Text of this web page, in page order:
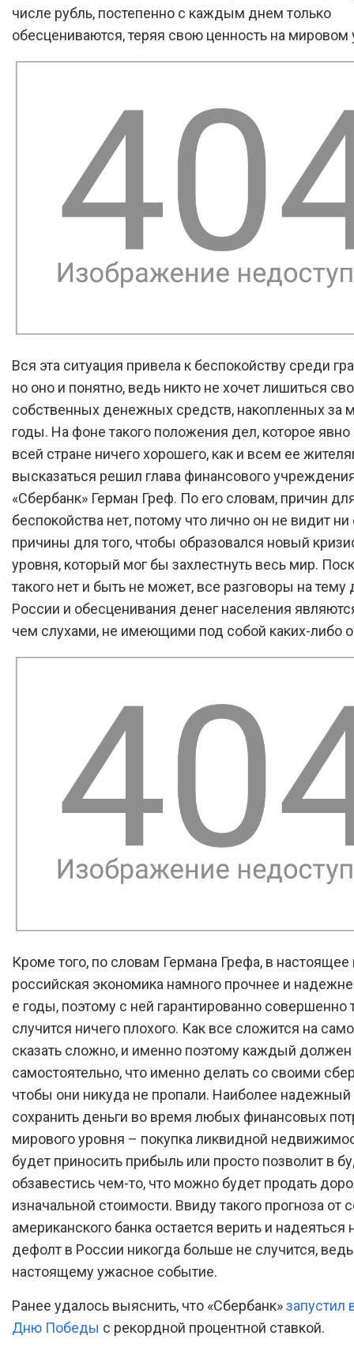
числе рубль, постепенно с каждым днем только
обесцениваются, теряя свою ценность на мировом
Вся эта ситуация привела к беспокойству среди
но оно и понятно, ведь никто не хочет лишиться
собственных денежных средств, накопленных за
годы. На фоне такого положения дел, которое явно
всей стране ничего хорошего, как и всем ее
высказаться решил глава финансового
«Сбербанк» Герман Греф. По его словам, причин
беспокойства нет, потому что лично он не видит
причины для того, чтобы образовался новый
уровня, который мог бы захлестнуть весь мир.
такого нет и быть не может, все разговоры на тему
России и обесценивания денег населения
чем слухами, не имеющими под собой каких-либо
Кроме того, по словам Германа Грефа, в
российская экономика намного прочнее и
е годы, поэтому с ней гарантированно совершенно
случится ничего плохого. Как все сложится на
сказать сложно, и именно поэтому каждый
самостоятельно, что именно делать со своими
чтобы они никуда не пропали. Наиболее надежный
сохранить деньги во время любых финансовых
мирового уровня – покупка ликвидной
будет приносить прибыль или просто позволит в
обзавестись чем-то, что можно будет продать
изначальной стоимости. Ввиду такого прогноза от
американского банка остается верить и надеяться
дефолт в России никогда больше не случится,
настоящему ужасное событие.
Ранее удалось выяснить, что «Сбербанк»запустил
Дню Победы с рекордной процентной ставкой.